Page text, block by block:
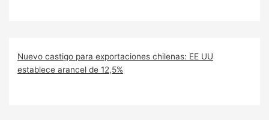
Nuevo castigo para exportaciones chilenas: EE UU
establece arancel de 12,5%